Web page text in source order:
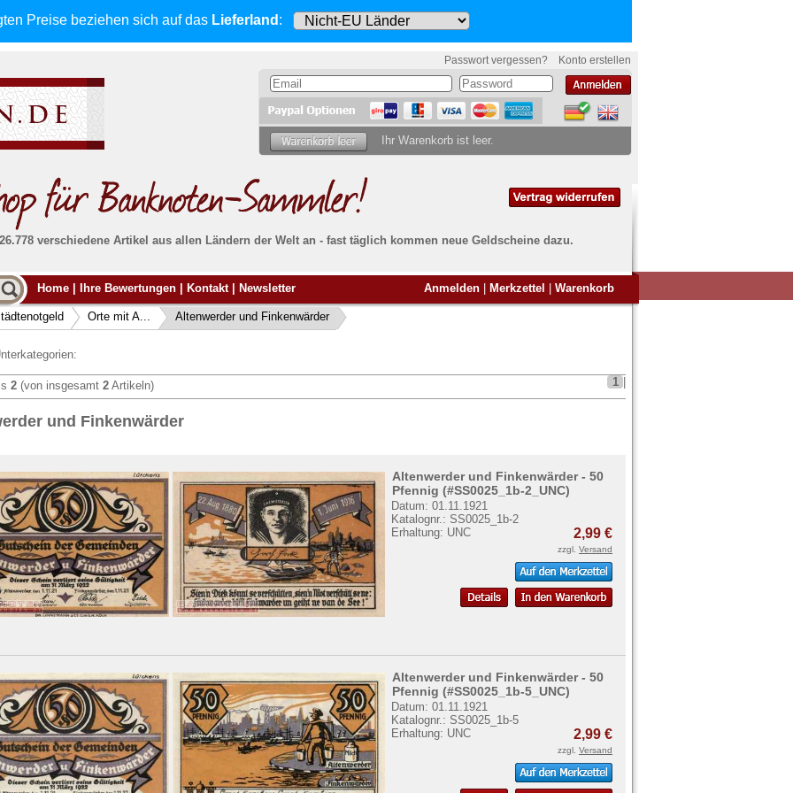
Preise beziehen sich auf das Lieferland :
Passwort vergessen? Konto erstellen
Ihr Warenkorb ist leer.
verschiedene Artikel aus allen Ländern der Welt an - fast täglich kommen neue Geldscheine dazu.
Alle Lieferungen, auch ins Ausland, werden
von uns voll versichert. Sie habenkein Risiko
falls die Sendung verloren geht oder beschädigt
wird.
Absolute Zuverlässigkeit:
Banknoten
Möchten Sie Banknoten
verkaufen?
Siehier.
Home Ihre Bewertungen Kontakt Newsletter Anmelden Merkzettel Warenkorb
Orte mit A... Altenwerder und Finkenwärder
2 (von insgesamt 2 Artikeln) 1
und Finkenwärder
Altenwerder und Finkenwärder - 50
Pfennig (#SS0025_1b-2_UNC)
Datum: 01.11.1921
Katalognr.: SS0025_1b-2
Erhaltung: UNC
2,99 €
zzgl. Versand
Altenwerder und Finkenwärder - 50
Pfennig (#SS0025_1b-5_UNC)
Datum: 01.11.1921
Katalognr.: SS0025_1b-5
Erhaltung: UNC
2,99 €
zzgl. Versand